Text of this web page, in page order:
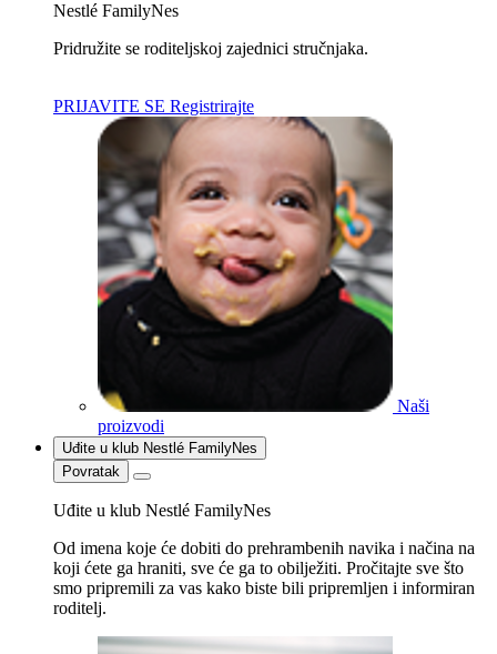
Nestlé FamilyNes
Pridružite se roditeljskoj zajednici stručnjaka.
PRIJAVITE SE Registrirajte
Naši
proizvodi
Uđite u klub Nestlé FamilyNes
Povratak
Uđite u klub Nestlé FamilyNes
Od imena koje će dobiti do prehrambenih navika i načina na
koji ćete ga hraniti, sve će ga to obilježiti. Pročitajte sve što
smo pripremili za vas kako biste bili pripremljen i informiran
roditelj.